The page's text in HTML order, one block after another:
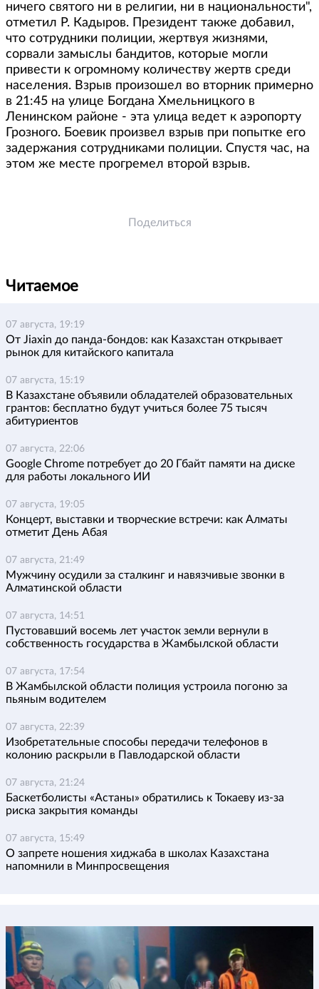
ничего святого ни в религии, ни в национальности",
отметил Р. Кадыров. Президент также добавил,
что сотрудники полиции, жертвуя жизнями,
сорвали замыслы бандитов, которые могли
привести к огромному количеству жертв среди
населения. Взрыв произошел во вторник примерно
в 21:45 на улице Богдана Хмельницкого в
Ленинском районе - эта улица ведет к аэропорту
Грозного. Боевик произвел взрыв при попытке его
задержания сотрудниками полиции. Спустя час, на
этом же месте прогремел второй взрыв.
Поделиться
Читаемое
07 августа, 19:19
От Jiaxin до панда-бондов: как Казахстан открывает
рынок для китайского капитала
07 августа, 15:19
В Казахстане объявили обладателей образовательных
грантов: бесплатно будут учиться более 75 тысяч
абитуриентов
07 августа, 22:06
Google Chrome потребует до 20 Гбайт памяти на диске
для работы локального ИИ
07 августа, 19:05
Концерт, выставки и творческие встречи: как Алматы
отметит День Абая
07 августа, 21:49
Мужчину осудили за сталкинг и навязчивые звонки в
Алматинской области
07 августа, 14:51
Пустовавший восемь лет участок земли вернули в
собственность государства в Жамбылской области
07 августа, 17:54
В Жамбылской области полиция устроила погоню за
пьяным водителем
07 августа, 22:39
Изобретательные способы передачи телефонов в
колонию раскрыли в Павлодарской области
07 августа, 21:24
Баскетболисты «Астаны» обратились к Токаеву из-за
риска закрытия команды
07 августа, 15:49
О запрете ношения хиджаба в школах Казахстана
напомнили в Минпросвещения